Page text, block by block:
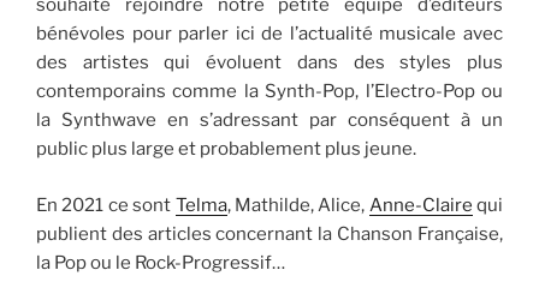
souhaité rejoindre notre petite équipe d’éditeurs
bénévoles pour parler ici de l’actualité musicale avec
des artistes qui évoluent dans des styles plus
contemporains comme la Synth-Pop, l’Electro-Pop ou
la Synthwave en s’adressant par conséquent à un
public plus large et probablement plus jeune.
En 2021 ce sont Telma, Mathilde, Alice, Anne-Claire qui
publient des articles concernant la Chanson Française,
la Pop ou le Rock-Progressif…